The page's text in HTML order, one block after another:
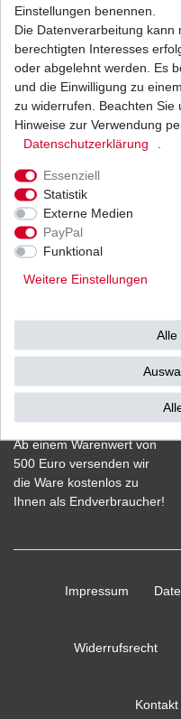
1 Stück
Ölfilter
UVP 6,28
Ab einem Warenwert von
500 Euro versenden wir
die Ware kostenlos zu
Ihnen als Endverbraucher!
Impressum
Widerrufs­recht
Einstellungen benennen.
Die Datenverarbeitung kann
berechtigten Interesses
oder abgelehnt werden. Es
und die Einwilligung zu
zu widerrufen. Beachten Sie
Hinweise zur Verwendung
Daten­schutz­erklärung
Essenziell
Statistik
Externe Medien
PayPal
Funktional
Weitere Einstellungen
Alle